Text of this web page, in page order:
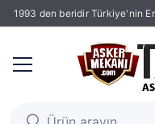
1993 den beridir Türkiye'nin